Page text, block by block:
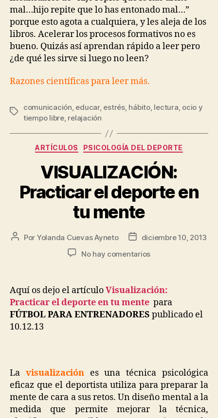
mal…hijo repite que lo has entonado mal…”
porque esto agota a cualquiera, y les aleja de los
libros. Acelerar los procesos formativos no es
bueno. Quizás así aprendan rápido a leer pero
¿de qué les sirve si luego no leen?
Razones científicas para leer más.
comunicación, educar, estrés, hábito, lectura, ocio y
tiempo libre, relajación
ARTÍCULOS PSICOLOGÍA DEL DEPORTE
VISUALIZACIÓN:
Practicar el deporte en
tu mente
Por Yolanda Cuevas Ayneto
diciembre 10, 2013
No hay comentarios
Aquí os dejo el artículoVisualización:
Practicar el deporte en tu mente para
FÚTBOL PARA ENTRENADORES publicado el
10.12.13
La visualizaciónes una técnica psicológica
eficaz que el deportista utiliza para preparar la
mente de cara a sus retos. Un diseño mental a la
medida que permite mejorar la técnica,